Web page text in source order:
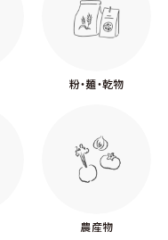
粉・麺・乾物
農産物